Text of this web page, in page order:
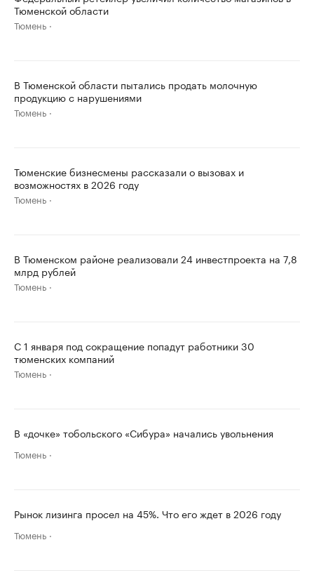
Тюменской области
Тюмень
В Тюменской области пытались продать молочную
продукцию с нарушениями
Тюмень
Тюменские бизнесмены рассказали о вызовах и
возможностях в 2026 году
Тюмень
В Тюменском районе реализовали 24 инвестпроекта на 7,8
млрд рублей
Тюмень
С 1 января под сокращение попадут работники 30
тюменских компаний
Тюмень
В «дочке» тобольского «Сибура» начались увольнения
Тюмень
Рынок лизинга просел на 45%. Что его ждет в 2026 году
Тюмень